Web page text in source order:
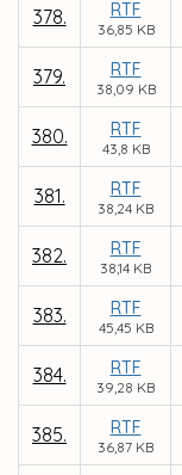
378. RTF
36,85 KB
379. RTF
38,09 KB
380. RTF
43,8 KB
381. RTF
38,24 KB
382. RTF
38,14 KB
383. RTF
45,45 KB
384. RTF
39,28 KB
385. RTF
36,87 KB